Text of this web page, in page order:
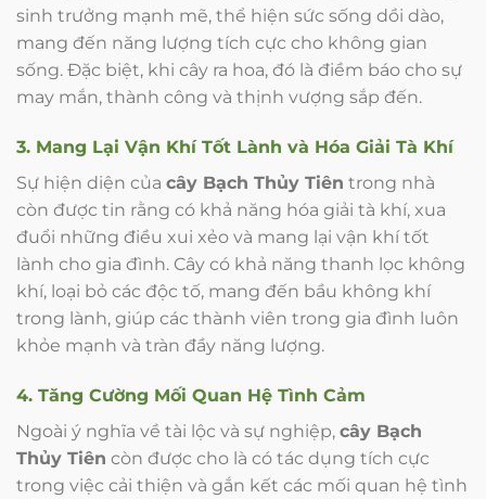
sinh trưởng mạnh mẽ, thể hiện sức sống dồi dào,
mang đến năng lượng tích cực cho không gian
sống. Đặc biệt, khi cây ra hoa, đó là điềm báo cho sự
may mắn, thành công và thịnh vượng sắp đến.
3. Mang Lại Vận Khí Tốt Lành và Hóa Giải Tà Khí
Sự hiện diện của cây Bạch Thủy Tiên trong nhà
còn được tin rằng có khả năng hóa giải tà khí, xua
đuổi những điều xui xẻo và mang lại vận khí tốt
lành cho gia đình. Cây có khả năng thanh lọc không
khí, loại bỏ các độc tố, mang đến bầu không khí
trong lành, giúp các thành viên trong gia đình luôn
khỏe mạnh và tràn đầy năng lượng.
4. Tăng Cường Mối Quan Hệ Tình Cảm
Ngoài ý nghĩa về tài lộc và sự nghiệp, cây Bạch
Thủy Tiên còn được cho là có tác dụng tích cực
trong việc cải thiện và gắn kết các mối quan hệ tình